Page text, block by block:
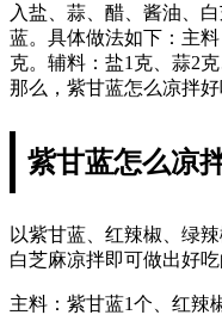
入盐、蒜、醋、酱油、
蓝。具体做法如下：主
克。辅料：盐1克、蒜2
那么，紫甘蓝怎么凉拌
紫甘蓝怎么凉
以紫甘蓝、红辣椒、绿
白芝麻凉拌即可做出好
主料：紫甘蓝1个、红辣